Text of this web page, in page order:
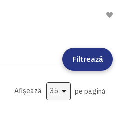
Afișează pe pagină
Filtrează